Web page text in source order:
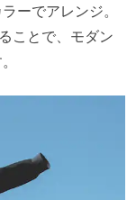
ーでアレンジ。
ことで、モダン